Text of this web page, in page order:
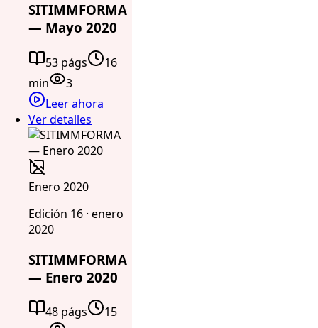
SITIMMFORMA
— Mayo 2020
53 págs
16
min
3
Leer ahora
Ver detalles
Enero 2020
Edición 16 · enero
2020
SITIMMFORMA
— Enero 2020
48 págs
15